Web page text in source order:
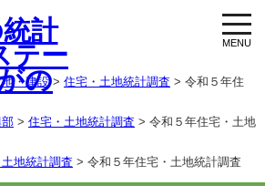
・建設> 住宅・土地統計調査 > 令和５年住
> 住宅・土地統計調査 > 令和５年住宅・土地
地統計調査 > 令和５年住宅・土地統計調査